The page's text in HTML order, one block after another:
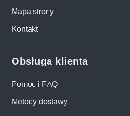
Mapa strony
Kontakt
Obsługa klienta
Pomoc i FAQ
Metody dostawy